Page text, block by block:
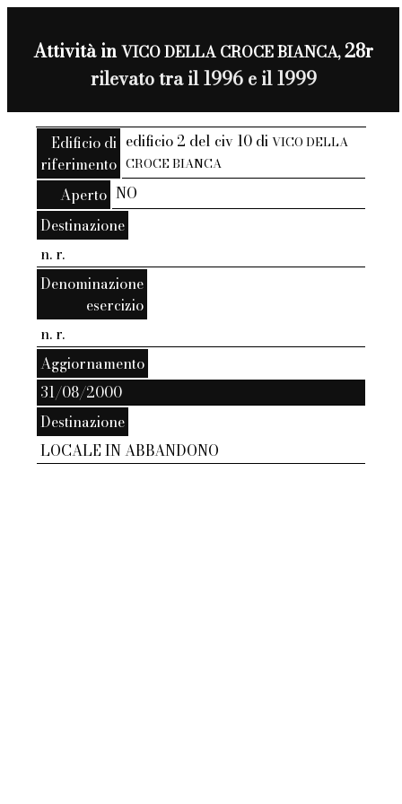
Attività inVICO DELLA CROCE BIANCA,28r
rilevato tra il 1996 e il 1999
Edificio di
riferimento
edificio 2 del civ 10 diVICO DELLA
CROCE BIANCA
Aperto NO
Destinazione
n. r.
Denominazione
esercizio
n. r.
Aggiornamento
31/08/2000
Destinazione
LOCALE IN ABBANDONO